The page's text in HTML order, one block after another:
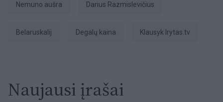
Nemuno aušra Darius Razmislevičius
Belaruskalij Degalų kaina Klausyk lrytas.tv
Naujausi įrašai